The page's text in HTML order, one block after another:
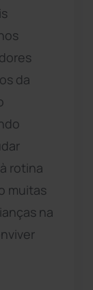
da
rotina
muitas
na